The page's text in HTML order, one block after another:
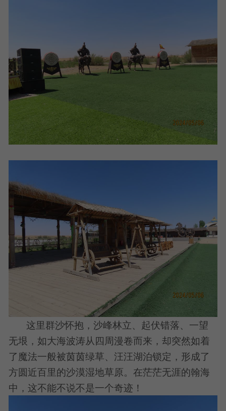
这里群沙怀抱，沙峰林立、起伏错落、一望
无垠，如大海波涛从四周漫卷而来，却突然如着
了魔法一般被茵茵绿草、汪汪湖泊锁定，形成了
方圆近百里的沙漠湿地草原。在茫茫无涯的翰海
中，这不能不说不是一个奇迹！